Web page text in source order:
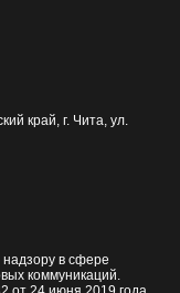
край, г. Чита, ул.
в сфере
коммуникаций.